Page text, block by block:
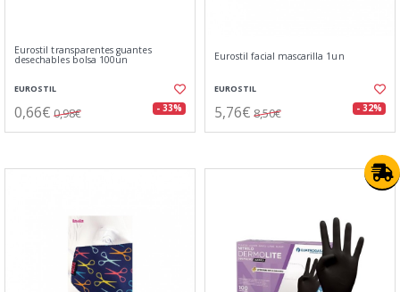
Eurostil transparentes guantes
desechables bolsa 100un
EUROSTIL
0,66€ 0,98€ - 33%
Eurostil facial mascarilla 1un
EUROSTIL
5,76€ 8,50€ - 32%